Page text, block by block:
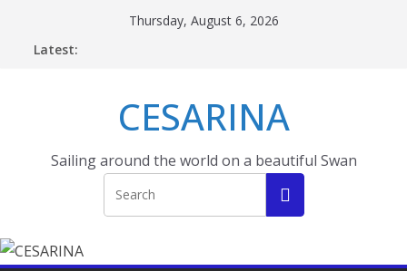
Thursday, August 6, 2026
Latest:
CESARINA
Sailing around the world on a beautiful Swan